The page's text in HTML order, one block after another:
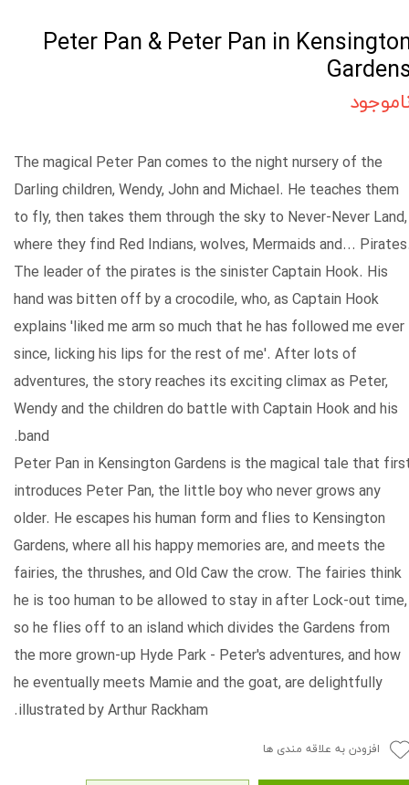
Peter Pan & Peter Pan in
The magical Peter Pan comes to the night nursery of the
Darling children, Wendy, John and Michael. He teaches them
to fly, then takes them through the sky to Never-Never Land,
where they find Red Indians, wolves, Mermaids and...
The leader of the pirates is the sinister Captain Hook. His
hand was bitten off by a crocodile, who, as Captain Hook
explains 'liked me arm so much that he has followed me ever
since, licking his lips for the rest of me'. After lots of
adventures, the story reaches its exciting climax as Peter,
Wendy and the children do battle with Captain Hook and his
band.
Peter Pan in Kensington Gardens is the magical tale that
introduces Peter Pan, the little boy who never grows any
older. He escapes his human form and flies to Kensington
Gardens, where all his happy memories are, and meets the
fairies, the thrushes, and Old Caw the crow. The fairies think
he is too human to be allowed to stay in after Lock-out time,
so he flies off to an island which divides the Gardens from
the more grown-up Hyde Park - Peter's adventures, and how
he eventually meets Mamie and the goat, are delightfully
illustrated by Arthur Rackham.
افزودن به علاقه مندی ها